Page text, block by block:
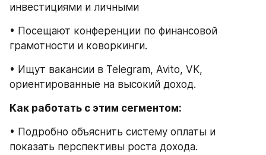
инвестициями и личными
• Посещают конференции по финансовой
грамотности и коворкинги.
• Ищут вакансии в Telegram, Avito, VK,
ориентированные на высокий доход.
Как работать с этим сегментом:
• Подробно объяснить систему оплаты и
показать перспективы роста дохода.